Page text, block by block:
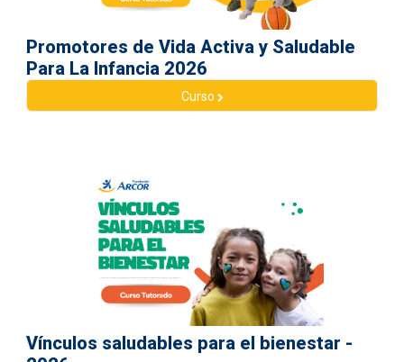
Promotores de Vida Activa y Saludable
Para La Infancia 2026
Curso
Vínculos saludables para el bienestar -